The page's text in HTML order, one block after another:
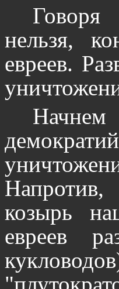
нельзя,
евреев.
козырь
евреев